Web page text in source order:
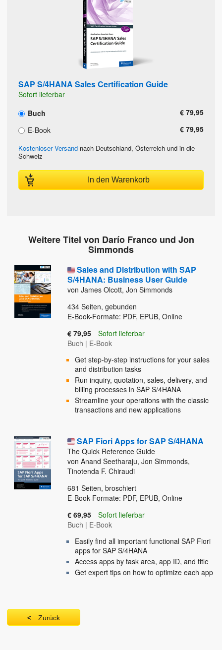
SAP S/4HANA Sales Certification Guide
Sofort lieferbar
Buch
€ 79,95
E-Book
€ 79,95
Kostenloser Versand nach Deutschland, Österreich und in die
Schweiz
In den Warenkorb
Weitere Titel von Darío Franco und Jon
Simmonds
Sales and Distribution with SAP
S/4HANA: Business User Guide
von James Olcott, Jon Simmonds
434 Seiten, gebunden
E-Book-Formate: PDF, EPUB, Online
€ 79,95
Sofort lieferbar
Buch | E-Book
Get step-by-step instructions for your sales
and distribution tasks
Run inquiry, quotation, sales, delivery, and
billing processes in SAP S/4HANA
Streamline your operations with the classic
transactions and new applications
SAP Fiori Apps for SAP S/4HANA
The Quick Reference Guide
von Anand Seetharaju, Jon Simmonds,
Tinotenda F. Chiraudi
681 Seiten, broschiert
E-Book-Formate: PDF, EPUB, Online
€ 69,95
Sofort lieferbar
Buch | E-Book
Easily find all important functional SAP Fiori
apps for SAP S/4HANA
Access apps by task area, app ID, and title
Get expert tips on how to optimize each app
Zurück